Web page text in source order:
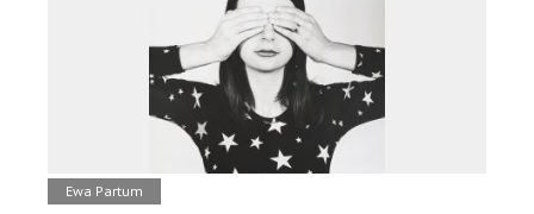
Ewa Partum